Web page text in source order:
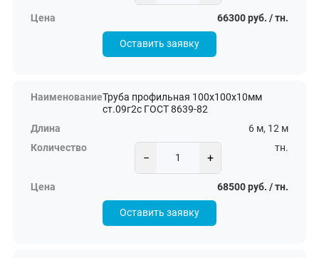
66300 руб. / тн.
Оставить заявку
Труба профильная 100х100х10мм
ст.09г2с ГОСТ 8639-82
6 м, 12 м
− +
тн.
68500 руб. / тн.
Оставить заявку